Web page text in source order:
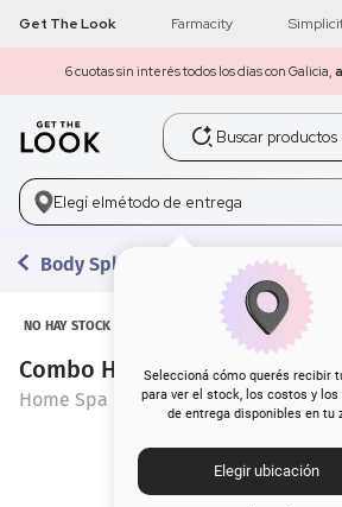
Get The Look Farmacity
6 cuotas sin interés todos los días con Galicia,
Buscar productos
Elegí elmétodo de entrega
Seleccioná cómo querés recibir
para ver el stock, los costos y los
de entrega disponibles en tu
Elegir ubicación
Body Splash
NO HAY STOCK
Combo Home Spa Body Mist
Home Spa
1 get the look
2 máscara pestañas
3.
5. corrector